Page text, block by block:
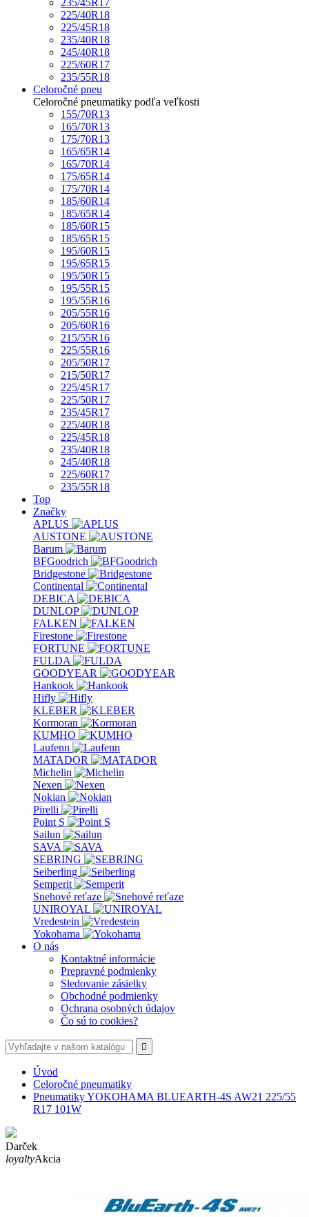
235/45R17
225/40R18
225/45R18
235/40R18
245/40R18
225/60R17
235/55R18
Celoročné pneu
Celoročné pneumatiky podľa veľkosti
155/70R13
165/70R13
175/70R13
165/65R14
165/70R14
175/65R14
175/70R14
185/60R14
185/65R14
185/60R15
185/65R15
195/60R15
195/65R15
195/50R15
195/55R15
195/55R16
205/55R16
205/60R16
215/55R16
225/55R16
205/50R17
215/50R17
225/45R17
225/50R17
235/45R17
225/40R18
225/45R18
235/40R18
245/40R18
225/60R17
235/55R18
Top
Značky
APLUS
AUSTONE
Barum
BFGoodrich
Bridgestone
Continental
DEBICA
DUNLOP
FALKEN
Firestone
FORTUNE
FULDA
GOODYEAR
Hankook
Hifly
KLEBER
Kormoran
KUMHO
Laufenn
MATADOR
Michelin
Nexen
Nokian
Pirelli
Point S
Sailun
SAVA
SEBRING
Seiberling
Semperit
Snehové reťaze
UNIROYAL
Vredestein
Yokohama
O nás
Kontaktné informácie
Prepravné podmienky
Sledovanie zásielky
Obchodné podmienky
Ochrana osobných údajov
Čo sú to cookies?

Úvod
Celoročné pneumatiky
Pneumatiky YOKOHAMA BLUEARTH-4S AW21 225/55
R17 101W
Darček
loyaltyAkcia